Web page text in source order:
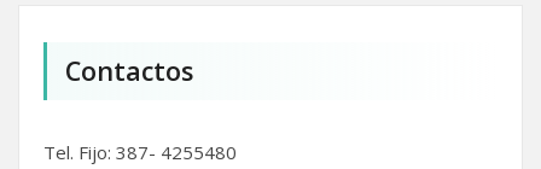
Contactos
Tel. Fijo: 387- 4255480